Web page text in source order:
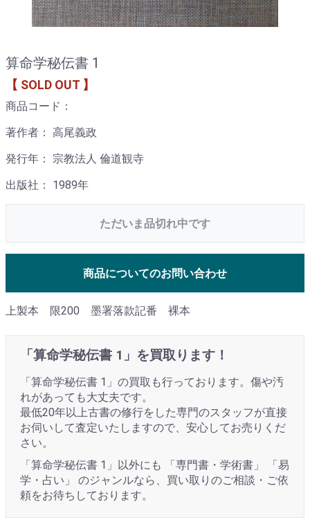
算命学秘伝書 1
【 SOLD OUT 】
商品コード：
著作者： 高尾義政
発行年： 宗教法人 倫道観寺
出版社： 1989年
ただいま品切れ中です
商品についてのお問い合わせ
上製本 限200 墨署落款記番 裸本
「算命学秘伝書 1」を買取ります！
「算命学秘伝書 1」の買取も行っております。傷や汚
れがあっても大丈夫です。
最低20年以上古書の修行をした専門のスタッフが直接
お伺いして査定いたしますので、安心してお売りくだ
さい。
「算命学秘伝書 1」以外にも 「専門書・学術書」 「易
学・占い」 のジャンルなら、買い取りのご相談・ご依
頼をお待ちしております。